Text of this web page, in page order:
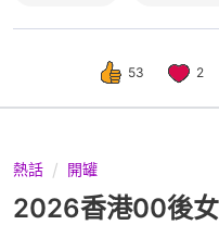
53 2
熱話 開罐
2026香港00後